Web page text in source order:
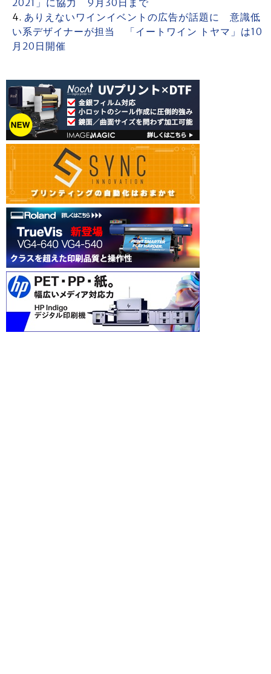
ありえないワインイベントの広告が話題に 意識低
い系デザイナーが担当 「イートワイン トヤマ」は10
月20日開催